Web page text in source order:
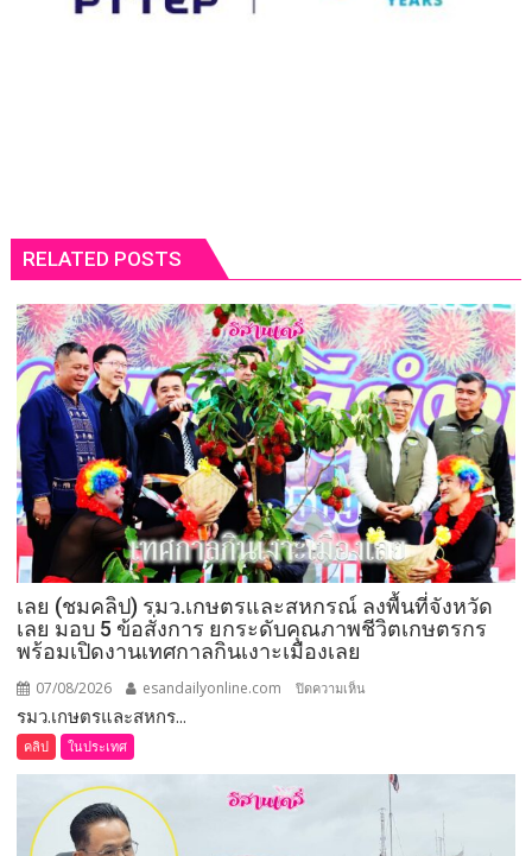
RELATED POSTS
เลย (ชมคลิป) รมว.เกษตรและสหกรณ์ ลงพื้นที่จังหวัด
เลย มอบ 5 ข้อสั่งการ ยกระดับคุณภาพชีวิตเกษตรกร
พร้อมเปิดงานเทศกาลกินเงาะเมืองเลย
07/08/2026 esandailyonline.com ปิดความเห็น
รมว.เกษตร
และ
สหกรณ์
รมว.เกษตรและสหกร...
คลิป ในประเทศ